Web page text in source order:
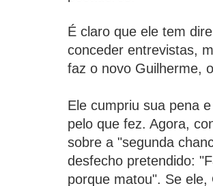
É claro que ele tem
conceder entrevistas,
faz o novo Guilherme,
Ele cumpriu sua pena
pelo que fez. Agora,
sobre a "segunda
desfecho pretendido:
porque matou". Se